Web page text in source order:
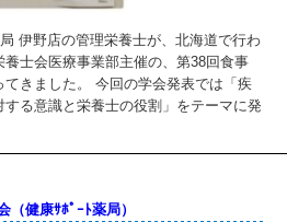
伊野店の管理栄養士が、北海道で行わ
士会医療事業部主催の、第38回食事
きました。 今回の学会発表では「疾
る意識と栄養士の役割」をテーマに発
（健康ｻﾎﾟｰﾄ薬局）